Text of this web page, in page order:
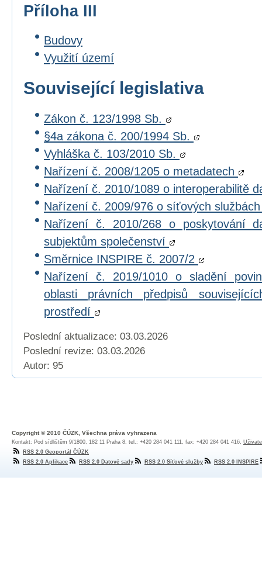
Příloha III
Budovy
Využití území
Související legislativa
Zákon č. 123/1998 Sb.
§4a zákona č. 200/1994 Sb.
Vyhláška č. 103/2010 Sb.
Nařízení č. 2008/1205 o metadatech
Nařízení č. 2010/1089 o interoperabilitě
Nařízení č. 2009/976 o síťových
Nařízení č. 2010/268 o poskytování
subjektům společenství
Směrnice INSPIRE č. 2007/2
Nařízení č. 2019/1010 o sladění
oblasti právních předpisů
prostředí
Poslední aktualizace: 03.03.2026
Poslední revize: 03.03.2026
Autor: 95
Copyright © 2010 ČÚZK, Všechna práva vyhrazena
Kontakt: Pod sídlištěm 9/1800, 182 11 Praha 8, tel.: +420 284 041 111, fax: +420 284 041 416,
RSS 2.0 Geoportál ČÚZK
RSS 2.0 Aplikace
RSS 2.0 Datové sady RSS 2.0 Síťové služby RSS 2.0 INSPIRE